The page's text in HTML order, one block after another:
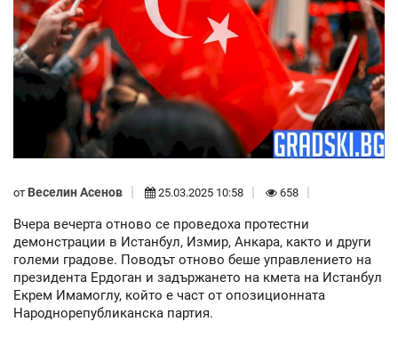
от Веселин Асенов 25.03.2025 10:58 658
Вчера вечерта отново се проведоха протестни
демонстрации в Истанбул, Измир, Анкара, както и други
големи градове. Поводът отново беше управлението на
президента Ердоган и задържането на кмета на Истанбул
Екрем Имамоглу, който е част от опозиционната
Народнорепубликанска партия.